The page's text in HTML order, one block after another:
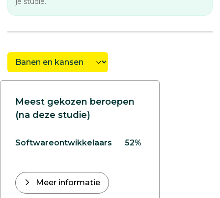
Meest gekozen beroepen
(na deze studie)
Softwareontwikkelaars 52%
Meer informatie